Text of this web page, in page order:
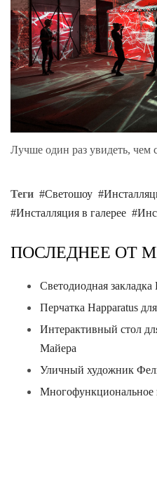
Лучше один раз увидеть, чем
Теги Светошоу
Инсталляция в галерее
ПОСЛЕДНЕЕ ОТ
Светодиодная
Перчатка Happaratus
Интерактивный стол
Майера
Уличный художник
Многофункциональное